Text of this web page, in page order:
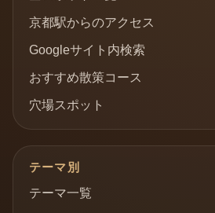
京都駅からのアクセス
Googleサイト内検索
おすすめ散策コース
穴場スポット
テーマ別
テーマ一覧